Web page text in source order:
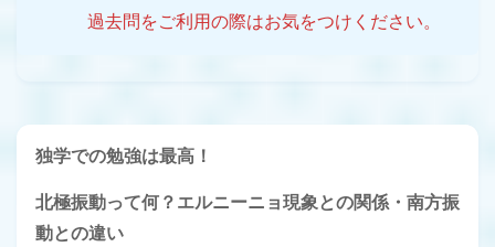
過去問をご利用の際はお気をつけください。
独学での勉強は最高！
北極振動って何？エルニーニョ現象との関係・南方振
動との違い